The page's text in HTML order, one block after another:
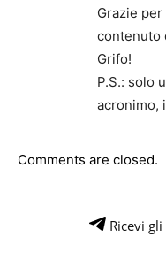
Grazie
contenuto
Grifo!
P.S.: solo
acronimo,
Comments are closed.
Ricevi